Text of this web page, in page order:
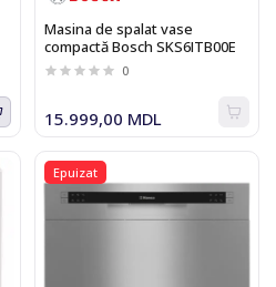
Masina de spalat vase
compactă Bosch SKS6ITB00E
0
15.999,00 MDL
Epuizat